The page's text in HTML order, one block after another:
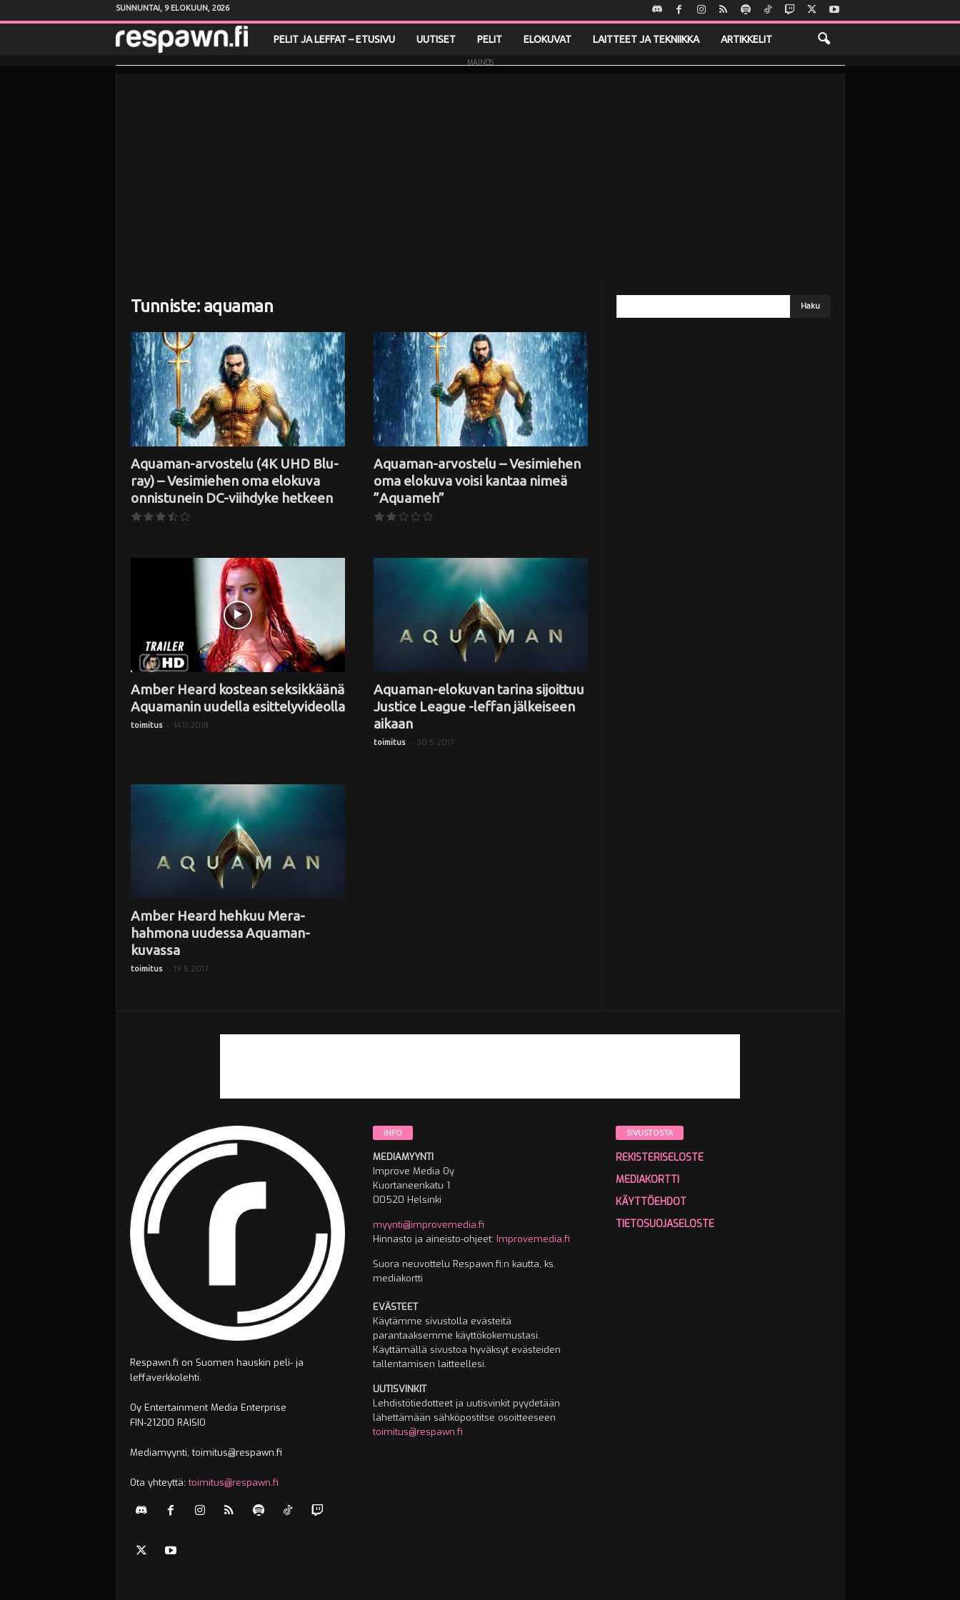
SUNNUNTAI, 9 ELOKUUN, 2026
e
PELIT JA LEFFAT – ETUSIVU UUTISET PELIT ELOKUVAT LAITTEET JA TEKNIIKKA ARTIKKELIT
MAINOS
Tunniste: aquaman
Aquaman-arvostelu (4K UHD Blu-
ray) – Vesimiehen oma elokuva
onnistunein DC-viihdyke hetkeen
Aquaman-arvostelu – Vesimiehen
oma elokuva voisi kantaa nimeä
”Aquameh”
Amber Heard kostean seksikkäänä
Aquamanin uudella esittelyvideolla
toimitus - 14.11.2018
Aquaman-elokuvan tarina sijoittuu
Justice League -leffan jälkeiseen
aikaan
toimitus - 30.5.2017
Amber Heard hehkuu Mera-
hahmona uudessa Aquaman-
kuvassa
toimitus - 19.5.2017
Respawn.fi on Suomen hauskin peli- ja
leffaverkkolehti.
Oy Entertainment Media Enterprise
FIN-21200 RAISIO
Mediamyynti, toimitus@respawn.fi
Ota yhteyttä:toimitus@respawn.fi
INFO
MEDIAMYYNTI
Improve Media Oy
Kuortaneenkatu 1
00520 Helsinki
myynti@improvemedia.fi
Hinnasto ja aineisto-ohjeet: Improvemedia.fi
Suora neuvottelu Respawn.fi:n kautta, ks.
mediakortti
EVÄSTEET
Käytämme sivustolla evästeitä
parantaaksemme käyttökokemustasi.
Käyttämällä sivustoa hyväksyt evästeiden
tallentamisen laitteellesi.
UUTISVINKIT
Lehdistötiedotteet ja uutisvinkit pyydetään
lähettämään sähköpostitse osoitteeseen
toimitus@respawn.fi
SIVUSTOSTA
REKISTERISELOSTE
MEDIAKORTTI
KÄYTTÖEHDOT
TIETOSUOJASELOSTE